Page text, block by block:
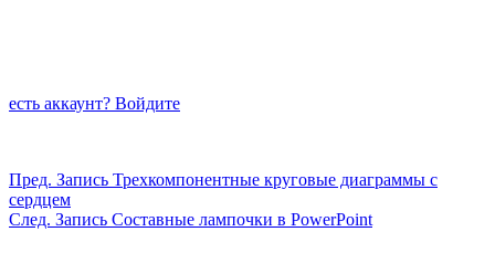
есть аккаунт? Войдите
Пред. Запись Трехкомпонентные круговые диаграммы с
сердцем
След. Запись Составные лампочки в PowerPoint